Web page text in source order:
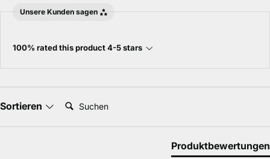
Unsere Kunden sagen
100% rated this product 4-5 stars
Sortieren Suchen:
Produktbewertungen